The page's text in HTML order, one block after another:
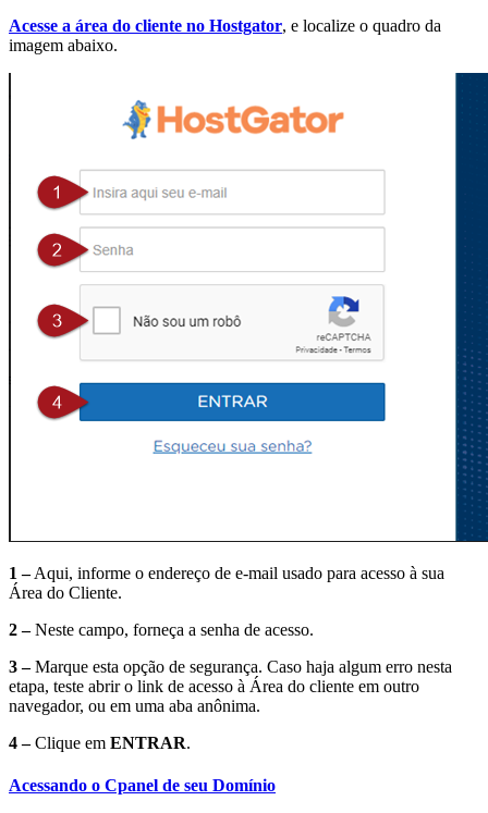
Acesse a área do cliente no Hostgator, e localize o quadro da
imagem abaixo.
1 –Aqui, informe o endereço de e-mail usado para acesso à sua
Área do Cliente.
2 –Neste campo, forneça a senha de acesso.
3 –Marque esta opção de segurança. Caso haja algum erro nesta
etapa, teste abrir o link de acesso à Área do cliente em outro
navegador, ou em uma aba anônima.
4 –Clique em ENTRAR.
Acessando o Cpanel de seu Domínio